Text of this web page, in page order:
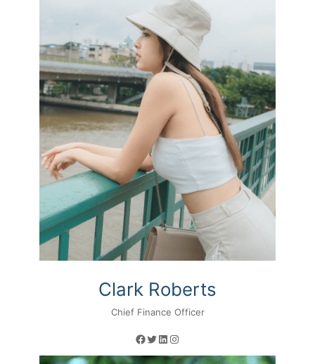
Clark Roberts
Chief Finance Officer
Facebook Twitter LinkedIn Instagram